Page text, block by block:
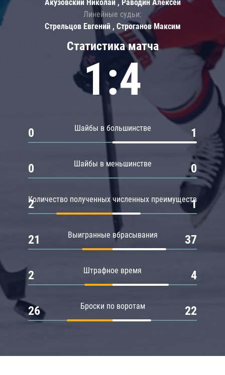
Статистика матча
1:4
Шайбы в большинстве
0 1
Шайбы в меньшинстве
0 0
Количество полученных численных преимуществ
2 1
Выигранные вбрасывания
21 37
Штрафное время
2 4
Броски по воротам
26 22
Акузовский Николай , Раводин Алексей
Линейные судьи:
Стрельцов Евгений , Строганов Максим